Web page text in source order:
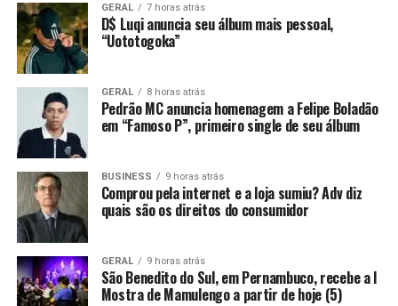
GERAL 7 horas atrás
D$ Luqi anuncia seu álbum mais pessoal,
“Uototogoka”
GERAL 8 horas atrás
Pedrão MC anuncia homenagem a Felipe Boladão
em “Famoso P”, primeiro single de seu álbum
BUSINESS 9 horas atrás
Comprou pela internet e a loja sumiu? Adv diz
quais são os direitos do consumidor
GERAL 9 horas atrás
São Benedito do Sul, em Pernambuco, recebe a I
Mostra de Mamulengo a partir de hoje (5)